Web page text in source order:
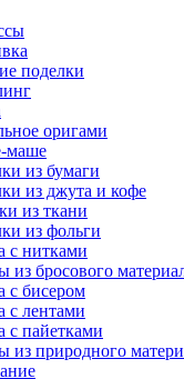
поделки
оригами
маше
из бумаги
из джута и кофе
из ткани
из фольги
с нитками
из бросового
с бисером
с лентами
с пайетками
из природного